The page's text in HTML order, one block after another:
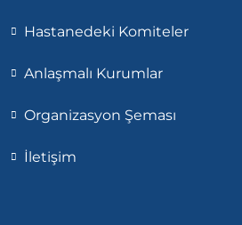
Hastanedeki Komiteler
Anlaşmalı Kurumlar
Organizasyon Şeması
İletişim